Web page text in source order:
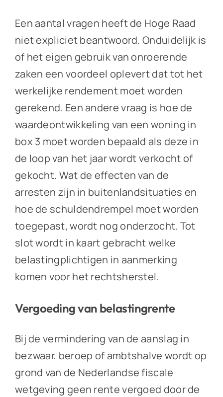
Een aantal vragen heeft de Hoge Raad
niet expliciet beantwoord. Onduidelijk is
of het eigen gebruik van onroerende
zaken een voordeel oplevert dat tot het
werkelijke rendement moet worden
gerekend. Een andere vraag is hoe de
waardeontwikkeling van een woning in
box 3 moet worden bepaald als deze in
de loop van het jaar wordt verkocht of
gekocht. Wat de effecten van de
arresten zijn in buitenlandsituaties en
hoe de schuldendrempel moet worden
toegepast, wordt nog onderzocht. Tot
slot wordt in kaart gebracht welke
belastingplichtigen in aanmerking
komen voor het rechtsherstel.
Vergoeding van belastingrente
Bij de vermindering van de aanslag in
bezwaar, beroep of ambtshalve wordt op
grond van de Nederlandse fiscale
wetgeving geen rente vergoed door de